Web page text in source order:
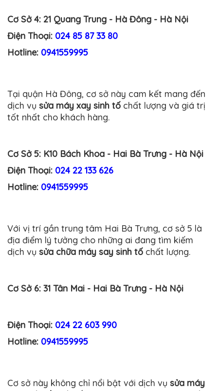
Cơ Sở 4: 21 Quang Trung - Hà Đông - Hà Nội
Điện Thoại: 024 85 87 33 80
Hotline: 0941559995
Tại quận Hà Đông, cơ sở này cam kết mang đến
dịch vụ sửa máy xay sinh tố chất lượng và giá trị
tốt nhất cho khách hàng.
Cơ Sở 5: K10 Bách Khoa - Hai Bà Trưng - Hà Nội
Điện Thoại: 024 22 133 626
Hotline: 0941559995
Với vị trí gần trung tâm Hai Bà Trưng, cơ sở 5 là
địa điểm lý tưởng cho những ai đang tìm kiếm
dịch vụ sửa chữa máy say sinh tố chất lượng.
Cơ Sở 6: 31 Tân Mai - Hai Bà Trưng - Hà Nội
Điện Thoại: 024 22 603 990
Hotline: 0941559995
Cơ sở này không chỉ nổi bật với dịch vụ sửa máy